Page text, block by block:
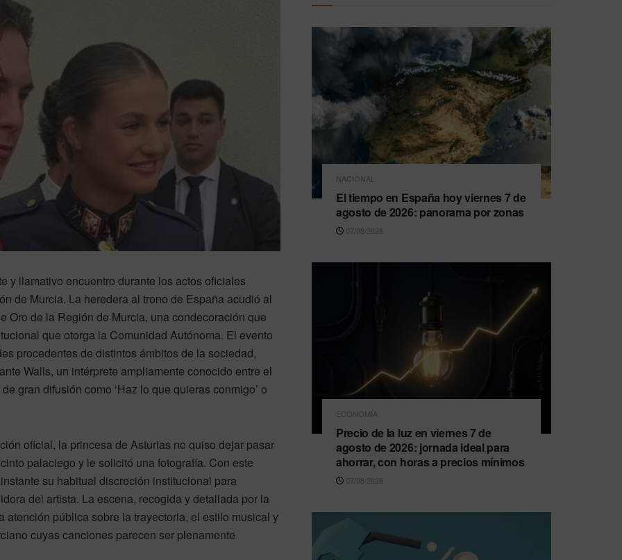
y llamativo encuentro durante los actos oficiales
de Murcia. La heredera al trono de España acudió al
Oro de la Región de Murcia, una condecoración que
que otorga la Comunidad Autónoma. El evento
procedentes de distintos ámbitos de la sociedad,
Walls, un intérprete ampliamente conocido entre el
gran difusión como ‘Haz lo que quieras conmigo’ o
oficial, la princesa de Asturias no quiso dejar pasar
palaciego y le solicitó una fotografía. Con este
su habitual discreción institucional para
del artista. La escena, recogida y detallada por la
pública sobre la trayectoria, el estilo musical y
cuyas canciones parecen ser plenamente
NACIONAL
El tiempo en España hoy viernes 7 de
agosto de 2026: panorama por zonas
07/08/2026
ECONOMÍA
Precio de la luz en viernes 7 de
agosto de 2026: jornada ideal para
ahorrar, con horas a precios mínimos
07/08/2026